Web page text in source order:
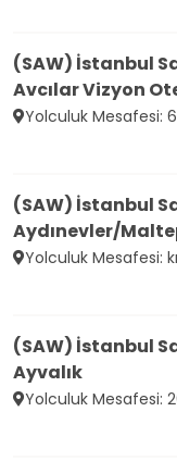
(SAW) İstanbul
Avcılar Vizyon
Yolculuk Mesafesi:
(SAW) İstanbul
Aydınevler/
Yolculuk Mesafesi:
(SAW) İstanbul
Ayvalık
Yolculuk Mesafesi: